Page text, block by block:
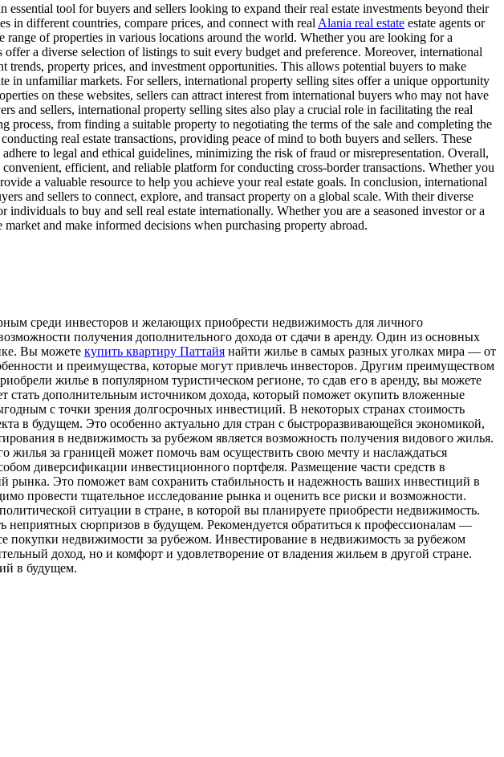
tool for buyers and sellers looking to expand their real estate investments beyond their
in different countries, compare prices, and connect with real Alania real estate estate agents or
of properties in various locations around the world. Whether you are looking for a
a diverse selection of listings to suit every budget and preference. Moreover, international
property prices, and investment opportunities. This allows potential buyers to make
in unfamiliar markets. For sellers, international property selling sites offer a unique opportunity
on these websites, sellers can attract interest from international buyers who may not have
and sellers, international property selling sites also play a crucial role in facilitating the real
process, from finding a suitable property to negotiating the terms of the sale and completing the
real estate transactions, providing peace of mind to both buyers and sellers. These
to legal and ethical guidelines, minimizing the risk of fraud or misrepresentation. Overall,
efficient, and reliable platform for conducting cross-border transactions. Whether you
a valuable resource to help you achieve your real estate goals. In conclusion, international
and sellers to connect, explore, and transact property on a global scale. With their diverse
to buy and sell real estate internationally. Whether you are a seasoned investor or a
and make informed decisions when purchasing property abroad.
среди инвесторов и желающих приобрести недвижимость для личного
получения дополнительного дохода от сдачи в аренду. Один из основных
Вы можете купить квартиру Паттайя найти жилье в самых разных уголках мира — от
и преимущества, которые могут привлечь инвесторов. Другим преимуществом
жилье в популярном туристическом регионе, то сдав его в аренду, вы можете
стать дополнительным источником дохода, который поможет окупить вложенные
с точки зрения долгосрочных инвестиций. В некоторых странах стоимость
в будущем. Это особенно актуально для стран с быстроразвивающейся экономикой,
в недвижимость за рубежом является возможность получения видового жилья.
за границей может помочь вам осуществить свою мечту и наслаждаться
диверсификации инвестиционного портфеля. Размещение части средств в
Это поможет вам сохранить стабильность и надежность ваших инвестиций в
провести тщательное исследование рынка и оценить все риски и возможности.
ситуации в стране, в которой вы планируете приобрести недвижимость.
неприятных сюрпризов в будущем. Рекомендуется обратиться к профессионалам —
покупки недвижимости за рубежом. Инвестирование в недвижимость за рубежом
доход, но и комфорт и удовлетворение от владения жильем в другой стране.
в будущем.